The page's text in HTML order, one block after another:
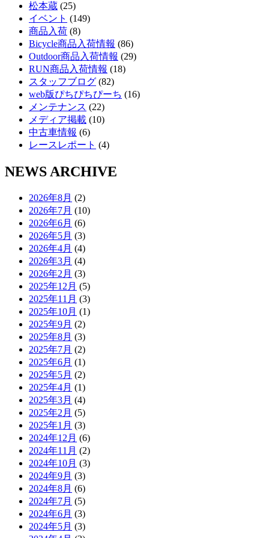
松本蔵 (25)
イベント (149)
商品入荷 (8)
Bicycle商品入荷情報 (86)
Outdoor商品入荷情報 (29)
RUN商品入荷情報 (18)
スタッフブログ (82)
web版ぴちぴちぴーち (16)
メンテナンス (22)
メディア掲載 (10)
中古車情報 (6)
レースレポート (4)
NEWS ARCHIVE
2026年8月 (2)
2026年7月 (10)
2026年6月 (6)
2026年5月 (3)
2026年4月 (4)
2026年3月 (4)
2026年2月 (3)
2025年12月 (5)
2025年11月 (3)
2025年10月 (1)
2025年9月 (2)
2025年8月 (3)
2025年7月 (2)
2025年6月 (1)
2025年5月 (2)
2025年4月 (1)
2025年3月 (4)
2025年2月 (5)
2025年1月 (3)
2024年12月 (6)
2024年11月 (2)
2024年10月 (3)
2024年9月 (3)
2024年8月 (6)
2024年7月 (5)
2024年6月 (3)
2024年5月 (3)